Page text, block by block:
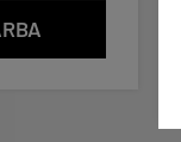
